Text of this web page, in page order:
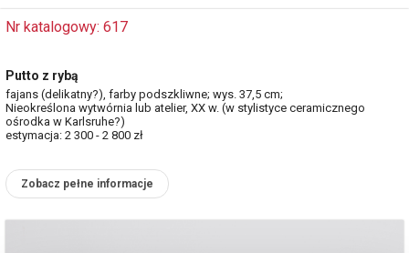
Nr katalogowy: 617
Putto z rybą
fajans (delikatny?), farby podszkliwne; wys. 37,5 cm;
Nieokreślona wytwórnia lub atelier, XX w. (w stylistyce ceramicznego
ośrodka w Karlsruhe?)
estymacja: 2 300 - 2 800 zł
Zobacz pełne informacje